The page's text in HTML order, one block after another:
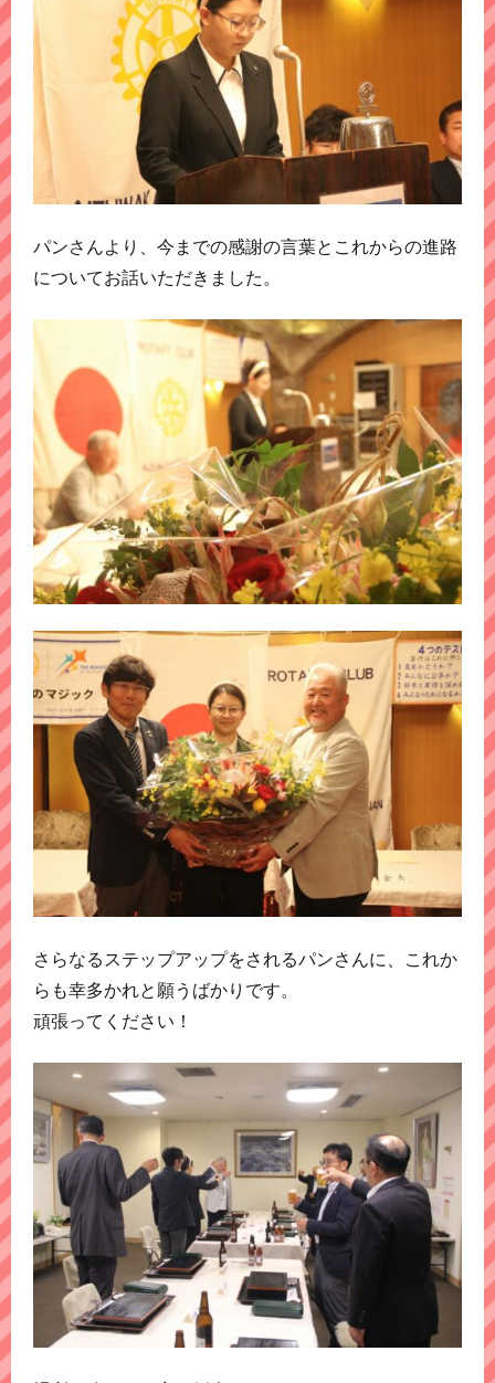
パンさんより、今までの感謝の言葉とこれからの進路
についてお話いただきました。
さらなるステップアップをされるパンさんに、これか
らも幸多かれと願うばかりです。
頑張ってください！